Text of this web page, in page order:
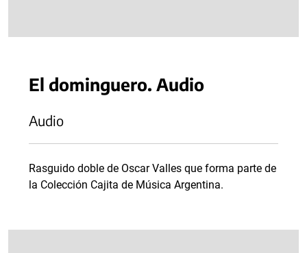
El dominguero. Audio
Audio
Rasguido doble de Oscar Valles que forma parte de
la Colección Cajita de Música Argentina.